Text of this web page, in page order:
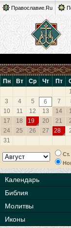
Православие.Ru
Пн Вт Ср Чт Пт
3
4 5 6 7
10
11 12 13 14
17
18 19 20 21
24
25 26 27 28
31
Ст.
Календарь
Библия
Молитвы
Иконы